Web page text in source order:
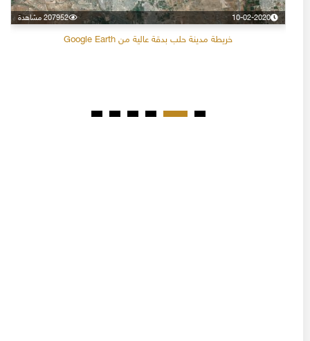
10-02-2020 207952 مشاهدة
خريطة مدينة حلب بدقة عالية من Google Earth